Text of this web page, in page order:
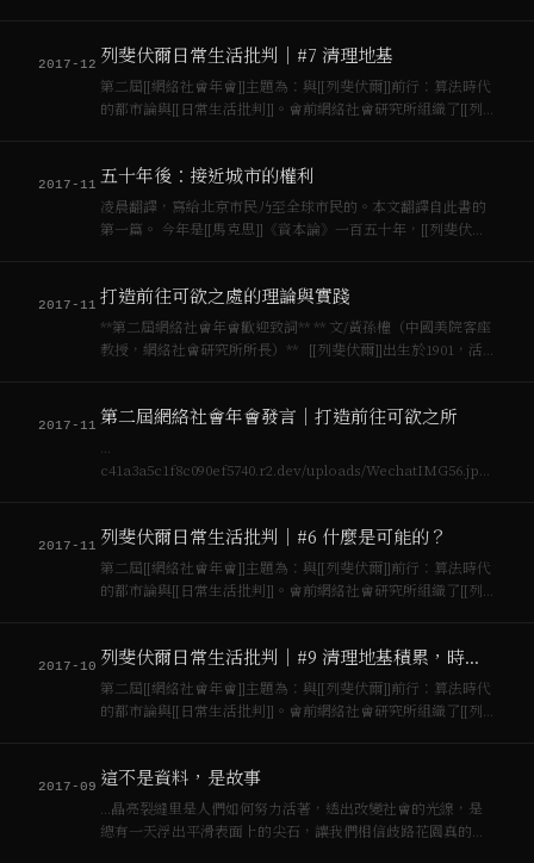
2017-12 列斐伏爾日常生活批判｜#7 清理地基
第二屆[[網絡社會年會]]主題為：與[[列斐伏爾]]前行：算法時代
的都市論與[[日常生活批判]]。會前網絡社會研究所組織了[[列
2017-11 五十年後：接近城市的權利
凌晨翻譯，寫給北京市民乃至全球市民的。本文翻譯自此書的
第一篇。 今年是[[馬克思]]《資本論》一百五十年，[[列斐伏爾]]
2017-11 打造前往可欲之處的理論與實踐
**第二屆網絡社會年會歡迎致詞** ** 文/黃孫權（中國美院客座
教授，網絡社會研究所所長）** [[列斐伏爾]]出生於1901，活
2017-11 第二屆網絡社會年會發言｜打造前往可欲之所
…
c41a3a5c1f8c090ef5740.r2.dev/uploads/WechatIMG56.jpg)
[[馬克思]]理…
2017-11 列斐伏爾日常生活批判｜#6 什麼是可能的？
第二屆[[網絡社會年會]]主題為：與[[列斐伏爾]]前行：算法時代
的都市論與[[日常生活批判]]。會前網絡社會研究所組織了[[列
2017-10 列斐伏爾日常生活批判｜#9 清理地基積累，時刻與技術宰制的日常生活
第二屆[[網絡社會年會]]主題為：與[[列斐伏爾]]前行：算法時代
的都市論與[[日常生活批判]]。會前網絡社會研究所組織了[[列
2017-09 這不是資料，是故事
…晶亮裂縫里是人們如何努力活著，透出改變社會的光線，是
總有一天浮出平滑表面上的尖石，讓我們相信歧路花園真的存